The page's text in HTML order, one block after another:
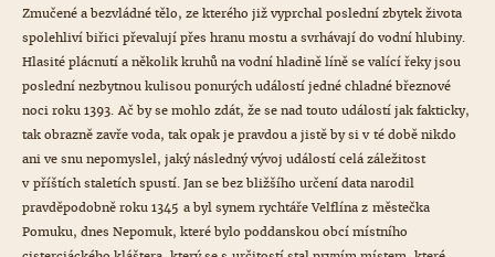
Zmučené a bezvládné tělo, ze kterého již vyprchal poslední zbytek života
spolehliví biřici převalují přes hranu mostu a svrhávají do vodní hlubiny.
Hlasité plácnutí a několik kruhů na vodní hladině líně se valící řeky jsou
poslední nezbytnou kulisou ponurých událostí jedné chladné březnové
noci roku 1393. Ač by se mohlo zdát, že se nad touto událostí jak fakticky,
tak obrazně zavře voda, tak opak je pravdou a jistě by si v té době nikdo
ani ve snu nepomyslel, jaký následný vývoj událostí celá záležitost
v příštích staletích spustí. Jan se bez bližšího určení data narodil
pravděpodobně roku 1345 a byl synem rychtáře Velflína z městečka
Pomuku, dnes Nepomuk, které bylo poddanskou obcí místního